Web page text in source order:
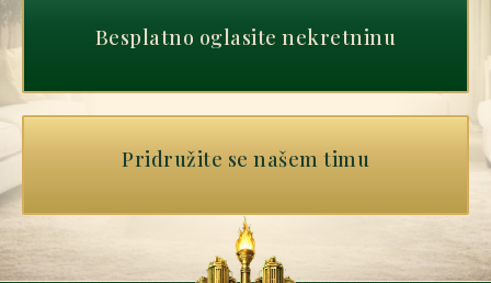
Besplatno oglasite nekretninu
Pridružite se našem timu